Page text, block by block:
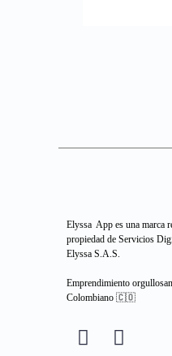
Elyssa App es una marca
propiedad de Servicios
Elyssa S.A.S.
Emprendimiento
Colombiano 🇨🇴